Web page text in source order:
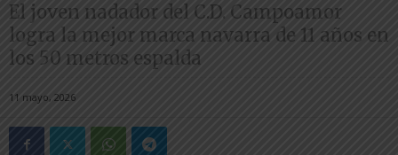
El joven nadador del C.D. Campoamor
logra la mejor marca navarra de 11 años en
los 50 metros espalda
11 mayo, 2026